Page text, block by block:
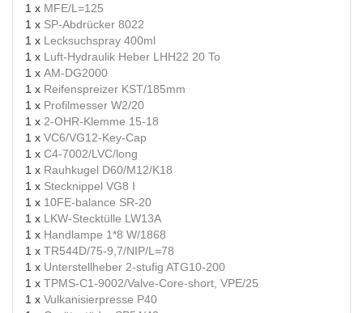
1 x MFE/L=125
1 x SP-Abdrücker 8022
1 x Lecksuchspray 400ml
1 x Luft-Hydraulik Heber LHH22 20 To
1 x AM-DG2000
1 x Reifenspreizer KST/185mm
1 x Profilmesser W2/20
1 x 2-OHR-Klemme 15-18
1 x VC6/VG12-Key-Cap
1 x C4-7002/LVC/long
1 x Rauhkugel D60/M12/K18
1 x Stecknippel VG8 I
1 x 10FE-balance SR-20
1 x LKW-Stecktülle LW13A
1 x Handlampe 1*8 W/1868
1 x TR544D/75-9,7/NIP/L=78
1 x Unterstellheber 2-stufig ATG10-200
1 x TPMS-C1-9002/Valve-Core-short, VPE/25
1 x Vulkanisierpresse P40